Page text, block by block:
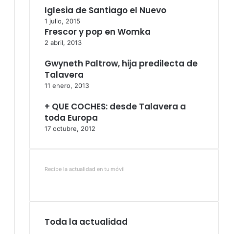
Iglesia de Santiago el Nuevo
1 julio, 2015
Frescor y pop en Womka
2 abril, 2013
Gwyneth Paltrow, hija predilecta de
Talavera
11 enero, 2013
+ QUE COCHES: desde Talavera a
toda Europa
17 octubre, 2012
Recibe la actualidad en tu móvil
Toda la actualidad